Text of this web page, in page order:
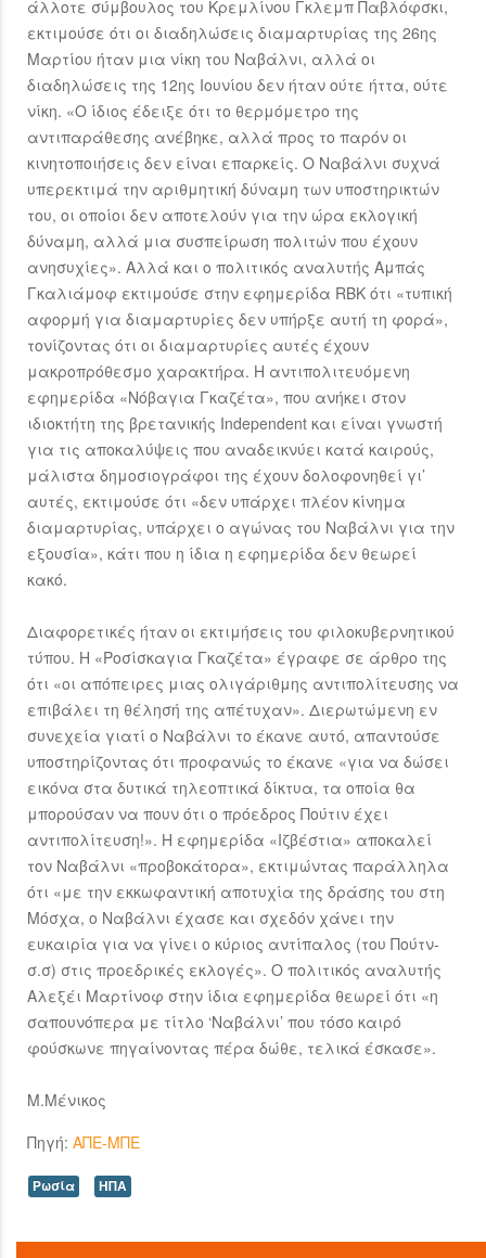
άλλοτε σύμβουλος του Κρεμλίνου Γκλεμπ Παβλόφσκι,
εκτιμούσε ότι οι διαδηλώσεις διαμαρτυρίας της 26ης
Μαρτίου ήταν μια νίκη του Ναβάλνι, αλλά οι
διαδηλώσεις της 12ης Ιουνίου δεν ήταν ούτε ήττα, ούτε
νίκη. «Ο ίδιος έδειξε ότι το θερμόμετρο της
αντιπαράθεσης ανέβηκε, αλλά προς το παρόν οι
κινητοποιήσεις δεν είναι επαρκείς. Ο Ναβάλνι συχνά
υπερεκτιμά την αριθμητική δύναμη των υποστηρικτών
του, οι οποίοι δεν αποτελούν για την ώρα εκλογική
δύναμη, αλλά μια συσπείρωση πολιτών που έχουν
ανησυχίες». Αλλά και ο πολιτικός αναλυτής Αμπάς
Γκαλιάμοφ εκτιμούσε στην εφημερίδα RBK ότι «τυπική
αφορμή για διαμαρτυρίες δεν υπήρξε αυτή τη φορά»,
τονίζοντας ότι οι διαμαρτυρίες αυτές έχουν
μακροπρόθεσμο χαρακτήρα. Η αντιπολιτευόμενη
εφημερίδα «Νόβαγια Γκαζέτα», που ανήκει στον
ιδιοκτήτη της βρετανικής Independent και είναι γνωστή
για τις αποκαλύψεις που αναδεικνύει κατά καιρούς,
μάλιστα δημοσιογράφοι της έχουν δολοφονηθεί γι’
αυτές, εκτιμούσε ότι «δεν υπάρχει πλέον κίνημα
διαμαρτυρίας, υπάρχει ο αγώνας του Ναβάλνι για την
εξουσία», κάτι που η ίδια η εφημερίδα δεν θεωρεί
κακό.
Διαφορετικές ήταν οι εκτιμήσεις του φιλοκυβερνητικού
τύπου. Η «Ροσίσκαγια Γκαζέτα» έγραφε σε άρθρο της
ότι «οι απόπειρες μιας ολιγάριθμης αντιπολίτευσης να
επιβάλει τη θέλησή της απέτυχαν». Διερωτώμενη εν
συνεχεία γιατί ο Ναβάλνι το έκανε αυτό, απαντούσε
υποστηρίζοντας ότι προφανώς το έκανε «για να δώσει
εικόνα στα δυτικά τηλεοπτικά δίκτυα, τα οποία θα
μπορούσαν να πουν ότι ο πρόεδρος Πούτιν έχει
αντιπολίτευση!». Η εφημερίδα «Ιζβέστια» αποκαλεί
τον Ναβάλνι «προβοκάτορα», εκτιμώντας παράλληλα
ότι «με την εκκωφαντική αποτυχία της δράσης του στη
Μόσχα, ο Ναβάλνι έχασε και σχεδόν χάνει την
ευκαιρία για να γίνει ο κύριος αντίπαλος (του Πούτν-
σ.σ) στις προεδρικές εκλογές». Ο πολιτικός αναλυτής
Αλεξέι Μαρτίνοφ στην ίδια εφημερίδα θεωρεί ότι «η
σαπουνόπερα με τίτλο ‘Ναβάλνι’ που τόσο καιρό
φούσκωνε πηγαίνοντας πέρα δώθε, τελικά έσκασε».
Μ.Μένικος
Πηγή: ΑΠΕ-ΜΠΕ
Ρωσία ΗΠΑ